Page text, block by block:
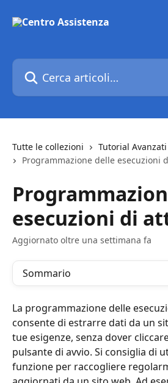
Cerca articoli…
Tutte le collezioni Tutorial Avanzati
Programmazione delle esecuzioni
esecuzioni di
Aggiornato oltre una settimana fa
Sommario
La programmazione delle
consente di estrarre dati da un
tue esigenze, senza dover
pulsante di avvio. Si consiglia di
funzione per raccogliere